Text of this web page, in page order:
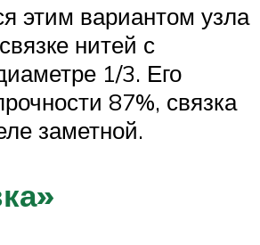
этим вариантом узла
нитей с
1/3. Его
87%, связка
заметной.